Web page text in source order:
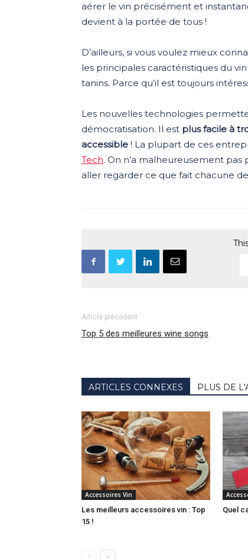
aérer le vin précisément et
devient à la portée de tous !
D’ailleurs, si vous voulez mieux
les principales caractéristiques du
tanins. Parce qu’il est toujours
Les nouvelles technologies
démocratisation. Il est plus facile à
accessible ! La plupart de ces
Tech. On n’a malheureusement
aller regarder ce que fait chacune
Article précédent
Top 5 des meilleures wine songs
ARTICLES CONNEXES PLUS DE
Accessoires Vin
Les meilleurs accessoires vin : Top
15 !
Quel